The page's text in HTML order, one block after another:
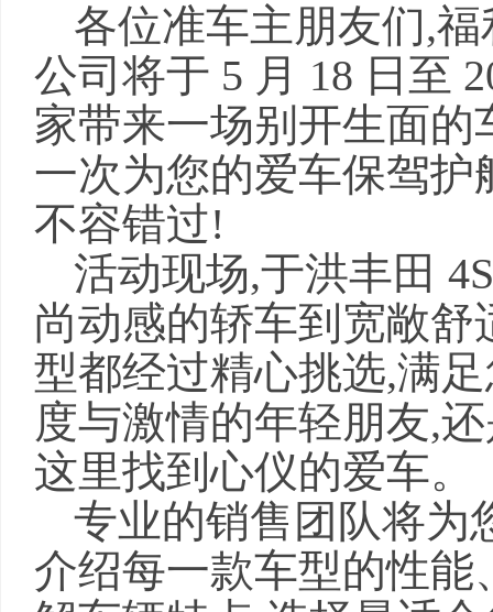
各位准车主朋友们,
公司将于 5 月 18 日至
家带来一场别开生面
一次为您的爱车保驾
不容错过!
活动现场,于洪丰田
尚动感的轿车到宽敞舒
型都经过精心挑选,满
度与激情的年轻朋友,
这里找到心仪的爱车。
专业的销售团队将为
介绍每一款车型的性